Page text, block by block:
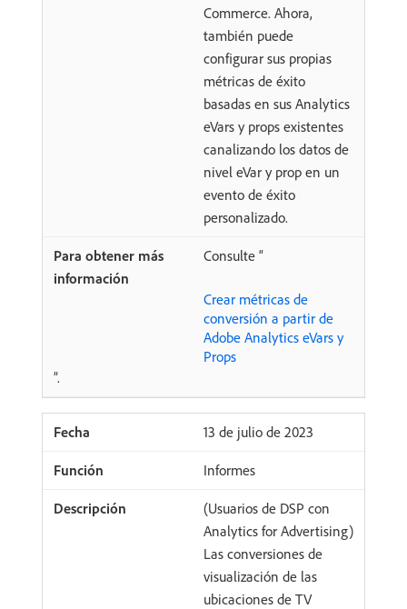
Commerce. Ahora,
también puede
configurar sus propias
métricas de éxito
basadas en sus Analytics
eVars y props existentes
canalizando los datos de
nivel eVar y prop en un
evento de éxito
personalizado.
Consulte “
Crear métricas de
conversión a partir de
Adobe Analytics eVars y
Props
”.
13 de julio de 2023
Informes
(Usuarios de DSP con
Analytics for Advertising)
Las conversiones de
visualización de las
ubicaciones de TV